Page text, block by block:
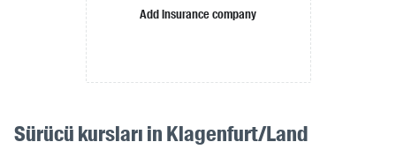
Add insurance company
Sürücü kursları in Klagenfurt/Land